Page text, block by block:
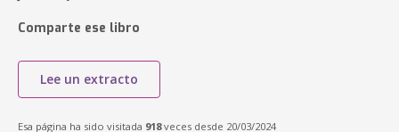
Comparte ese libro
Lee un extracto
Esa página ha sido visitada 918veces desde 20/03/2024